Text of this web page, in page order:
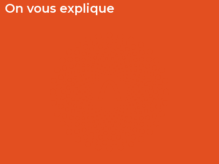
On vous explique